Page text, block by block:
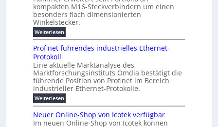
n
d
w
e
n
i
e
r
B
ü
r
o
r
g
i
e
l
ö
u
n
g
e
n
s
t
s
c
h
a
t
l
e
s
t
e
n
u
r
o
p
e
n
E
h
e
r
c
a
ü
r
e
ff
i
z
i
e
t
e
r
e
s
K
a
b
e
u
m
v
o
n
ü
b
e
2
0
%
i
m
e
r
s
n
T
w
i
e
h
a
s
w
i
r
d
e
e
kompakten M16-Steckverbindern um einen
besonders flach dimensionierten
Winkelstecker.
Weiterlesen:
M
1
6
W
i
n
k
e
l
s
t
e
Profinet führendes industrielles Ethernet-
Protokoll
Eine aktuelle Marktanalyse des
Marktforschungsinstituts Omdia bestätigt die
führende Position von Profinet im Bereich
industrieller Ethernet-Protokolle.
Weiterlesen:
P
r
o
Neuer Online-Shop von Icotek verfügbar
Im neuen Online-Shop von Icotek können